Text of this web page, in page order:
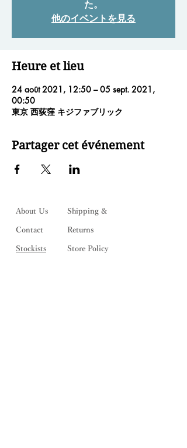
た。
他のイベントを見る
Heure et lieu
24 août 2021, 12:50 – 05 sept. 2021,
00:50
東京 西荻窪 キジファブリック
Partager cet événement
About Us
Contact
Stockists
Shipping &
Returns
Store Policy